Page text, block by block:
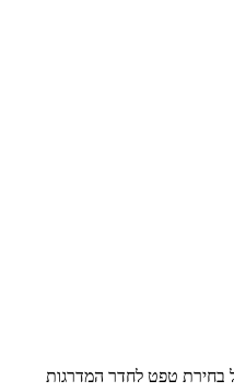
בחירת טפט לחדר המדרגות